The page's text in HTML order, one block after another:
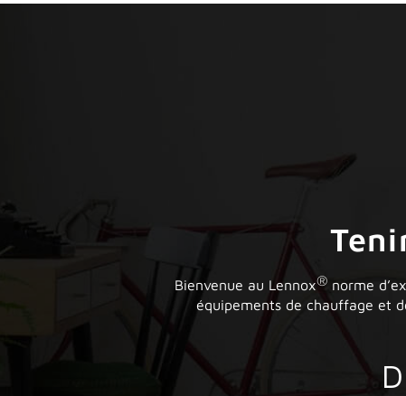
Bienvenue au Lennox® norme
équipements de chauffage et